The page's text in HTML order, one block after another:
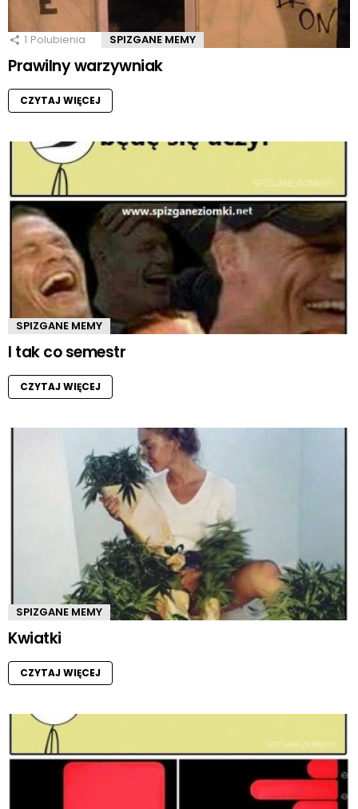
1 Polubienia SPIZGANE MEMY
Prawilny warzywniak
CZYTAJ WIĘCEJ
SPIZGANE MEMY
I tak co semestr
CZYTAJ WIĘCEJ
SPIZGANE MEMY
Kwiatki
CZYTAJ WIĘCEJ